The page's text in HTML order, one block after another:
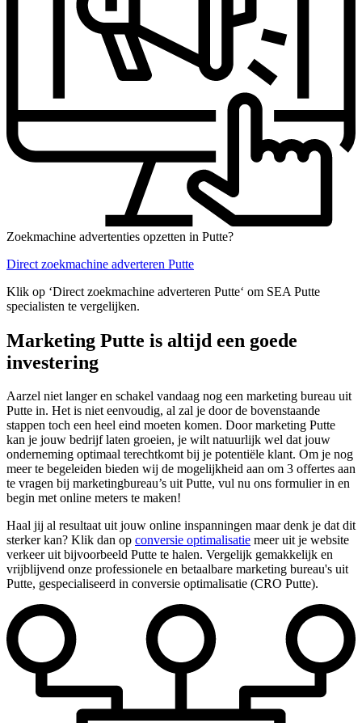
Zoekmachine advertenties opzetten in Putte?
Direct zoekmachine adverteren Putte
Klik op ‘Direct zoekmachine adverteren Putte‘ om SEA Putte
specialisten te vergelijken.
Marketing Putte is altijd een goede
investering
Aarzel niet langer en schakel vandaag nog een marketing bureau uit
Putte in. Het is niet eenvoudig, al zal je door de bovenstaande
stappen toch een heel eind moeten komen. Door marketing Putte
kan je jouw bedrijf laten groeien, je wilt natuurlijk wel dat jouw
onderneming optimaal terechtkomt bij je potentiële klant. Om je nog
meer te begeleiden bieden wij de mogelijkheid aan om 3 offertes aan
te vragen bij marketingbureau’s uit Putte, vul nu ons formulier in en
begin met online meters te maken!
Haal jij al resultaat uit jouw online inspanningen maar denk je dat dit
sterker kan? Klik dan op conversie optimalisatie meer uit je website
verkeer uit bijvoorbeeld Putte te halen. Vergelijk gemakkelijk en
vrijblijvend onze professionele en betaalbare marketing bureau's uit
Putte, gespecialiseerd in conversie optimalisatie (CRO Putte).